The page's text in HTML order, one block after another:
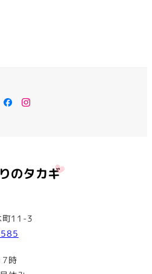
Facebook
Instagram
町11-3
時